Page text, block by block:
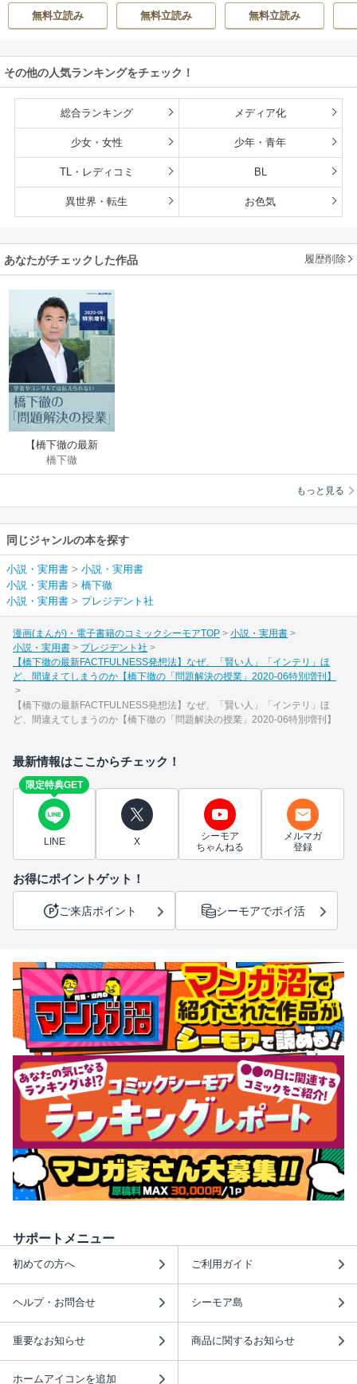
無料立読み
無料立読み
とは忘れてくださ
い
無料立読み
その他の人気ランキングをチェック！
総合ランキング メディア化
少女・女性 少年・青年
TL・レディコミ BL
異世界・転生 お色気
あなたがチェックした作品 履歴削除
【橋下徹の最新
FACTFULNESS発想
法】なぜ、「賢い
ど、間違えてしまう
のか【橋下徹の「問
題解決の授業」2020‐
06特別増刊】
橋下徹
もっと見る
同じジャンルの本を探す
小説・実用書 > 小説・実用書
小説・実用書 > 橋下徹
小説・実用書 > プレジデント社
漫画(まんが)・電子書籍のコミックシーモアTOP
小説・実用書
小説・実用書
プレジデント社
【橋下徹の最新FACTFULNESS発想法】なぜ、「賢い人」「インテリ」ほ
ど、間違えてしまうのか【橋下徹の「問題解決の授業」2020‐06特別増刊】
【橋下徹の最新FACTFULNESS発想法】なぜ、「賢い人」「インテリ」ほ
ど、間違えてしまうのか【橋下徹の「問題解決の授業」2020‐06特別増刊】
最新情報はここからチェック！
限定特典GET
LINE X
シーモア
ちゃんねる
メルマガ
登録
お得にポイントゲット！
ご来店ポイント シーモアでポイ活
サポートメニュー
初めての方へ ご利用ガイド
ヘルプ・お問合せ シーモア島
重要なお知らせ 商品に関するお知らせ
ホームアイコンを追加